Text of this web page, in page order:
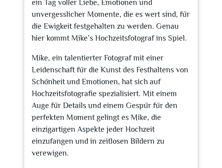
ein Tag voller Liebe, Emotionen und
unvergesslicher Momente, die es wert sind, für
die Ewigkeit festgehalten zu werden. Genau
hier kommt Mike’s Hochzeitsfotograf ins Spiel.
Mike, ein talentierter Fotograf mit einer
Leidenschaft für die Kunst des Festhaltens von
Schönheit und Emotionen, hat sich auf
Hochzeitsfotografie spezialisiert. Mit einem
Auge für Details und einem Gespür für den
perfekten Moment gelingt es Mike, die
einzigartigen Aspekte jeder Hochzeit
einzufangen und in zeitlosen Bildern zu
verewigen.